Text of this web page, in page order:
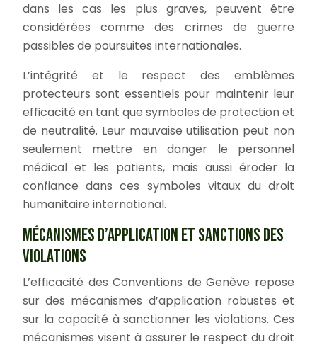
dans les cas les plus graves, peuvent être
considérées comme des crimes de guerre
passibles de poursuites internationales.
L’intégrité et le respect des emblèmes
protecteurs sont essentiels pour maintenir leur
efficacité en tant que symboles de protection et
de neutralité. Leur mauvaise utilisation peut non
seulement mettre en danger le personnel
médical et les patients, mais aussi éroder la
confiance dans ces symboles vitaux du droit
humanitaire international.
MÉCANISMES D’APPLICATION ET SANCTIONS DES
VIOLATIONS
L’efficacité des Conventions de Genève repose
sur des mécanismes d’application robustes et
sur la capacité à sanctionner les violations. Ces
mécanismes visent à assurer le respect du droit